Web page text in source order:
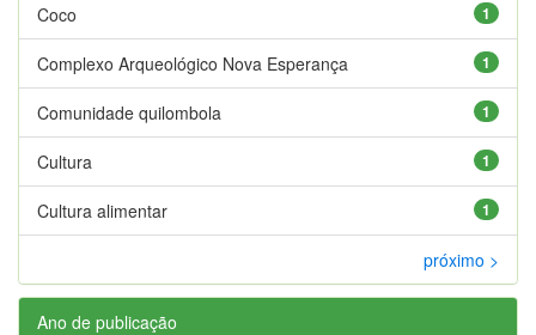
1
Coco
1
Complexo Arqueológico Nova Esperança
1
Comunidade quilombola
1
Cultura
1
Cultura alimentar
próximo >
Ano de publicação